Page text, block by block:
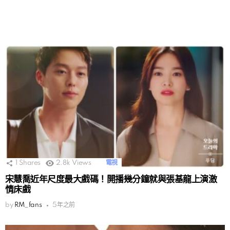
Shares 2.8k Views 電視
宋慧喬近年尺度最大戲碼！開播幾分鐘就與張基龍上演激
情床戲
by RM_fans 5年之前